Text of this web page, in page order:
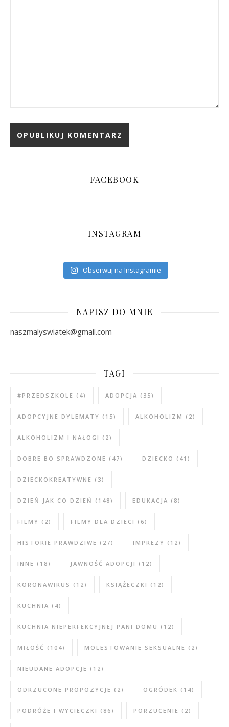
FACEBOOK
INSTAGRAM
Obserwuj na Instagramie
NAPISZ DO MNIE
naszmalyswiatek@gmail.com
TAGI
#PRZEDSZKOLE (4) ADOPCJA (35)
ADOPCYJNE DYLEMATY (15) ALKOHOLIZM (2)
ALKOHOLIZM I NAŁOGI (2)
DOBRE BO SPRAWDZONE (47) DZIECKO (41)
DZIECKOKREATYWNE (3)
DZIEŃ JAK CO DZIEŃ (148) EDUKACJA (8)
FILMY (2) FILMY DLA DZIECI (6)
HISTORIE PRAWDZIWE (27) IMPREZY (12)
INNE (18) JAWNOŚĆ ADOPCJI (12)
KORONAWIRUS (12) KSIĄŻECZKI (12)
KUCHNIA (4)
KUCHNIA NIEPERFEKCYJNEJ PANI DOMU (12)
MIŁOŚĆ (104) MOLESTOWANIE SEKSUALNE (2)
NIEUDANE ADOPCJE (12)
ODRZUCONE PROPOZYCJE (2) OGRÓDEK (14)
PODRÓŻE I WYCIECZKI (86) PORZUCENIE (2)